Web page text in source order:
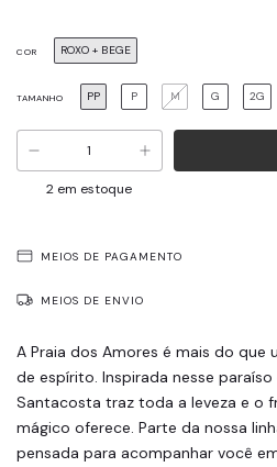
COR ROXO + BEGE
TAMANHO PP P M G 2G
2 em estoque
MEIOS DE PAGAMENTO
MEIOS DE ENVIO
A Praia dos Amores é mais do
de espírito. Inspirada nesse
Santacosta traz toda a leveza e o
mágico oferece. Parte da nossa
pensada para acompanhar você